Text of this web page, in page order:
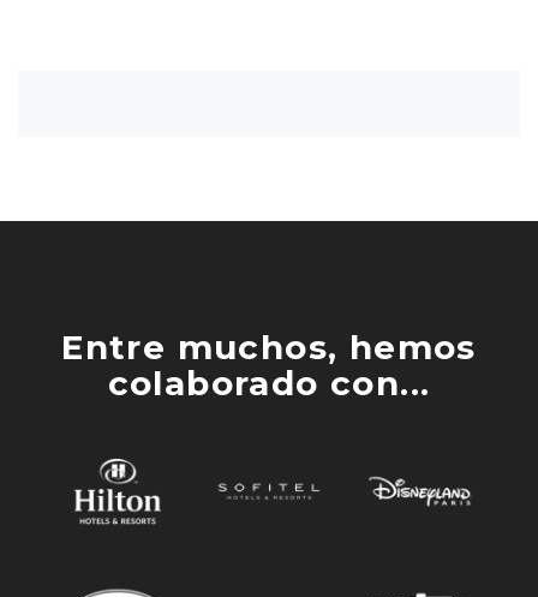
Entre muchos, hemos
colaborado con...